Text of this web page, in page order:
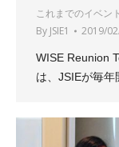
これまでのイベン
By JSIE1 2019/
WISE Reunion
は、JSIEが毎年